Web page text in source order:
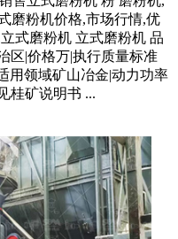
磨粉机价格,市场行情,优
式磨粉机 立式磨粉机 品
区|价格万|执行质量标准
用领域矿山冶金|动力功率
桂矿说明书 ...